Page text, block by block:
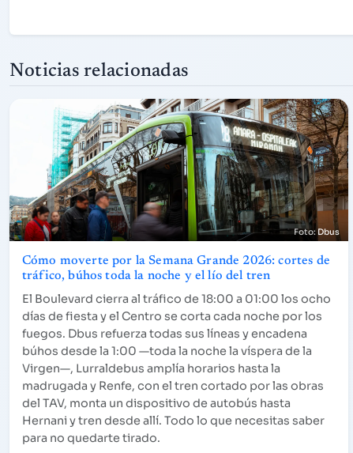
Noticias relacionadas
Dbus
Cómo moverte por la Semana Grande 2026: cortes de
tráfico, búhos toda la noche y el lío del tren
El Boulevard cierra al tráfico de 18:00 a 01:00 los ocho
días de fiesta y el Centro se corta cada noche por los
fuegos. Dbus refuerza todas sus líneas y encadena
búhos desde la 1:00 —toda la noche la víspera de la
Virgen—, Lurraldebus amplía horarios hasta la
madrugada y Renfe, con el tren cortado por las obras
del TAV, monta un dispositivo de autobús hasta
Hernani y tren desde allí. Todo lo que necesitas saber
para no quedarte tirado.